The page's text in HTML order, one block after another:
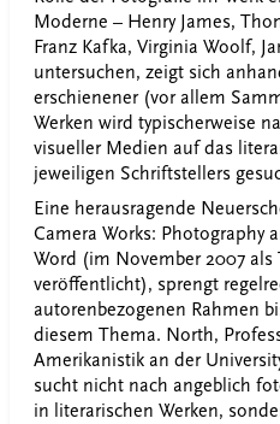
Moderne – Henry James,
Franz Kafka, Virginia Woolf,
untersuchen, zeigt sich
erschienener (vor allem
Werken wird typischerweise
visueller Medien auf das
jeweiligen Schriftstellers
Eine herausragende
Camera Works: Photography
Word (im November 2007 als
veröffentlicht), sprengt
autorenbezogenen Rahmen
diesem Thema. North,
Amerikanistik an der
sucht nicht nach angeblich
in literarischen Werken,